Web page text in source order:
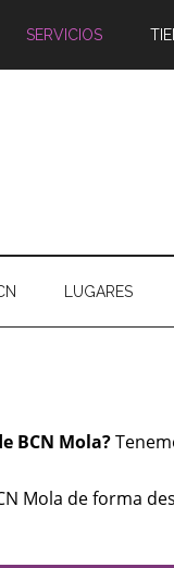
SERVICIOS
LUGARES
BCN Mola?
Mola de forma